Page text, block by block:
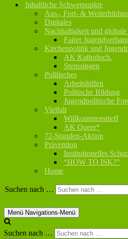
Inhaltliche Schwerpunkte
Aus-, Fort- &
Digitales
Nachhaltigkeit und
Fairer
Kirchenpolitik und
AK Katholisch.
Sternsingen
Politisches
Arbeitshilfen
Politische Bildung
Jugendpolitische
Vielfalt
Willkommenstreff
AK Queer*
72-Stunden-Aktion
Prävention
Institutionelles
“HOW TO ISK?”
Home
Suchen nach …
Menü Navigations-Menü
Suchen nach …